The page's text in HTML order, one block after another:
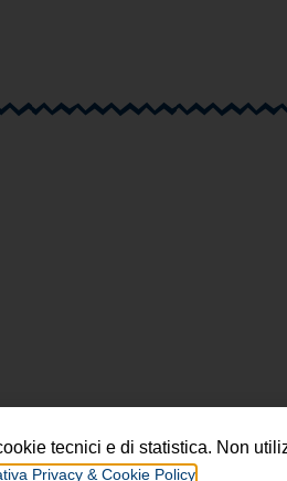
tecnici e di statistica. Non
Privacy & Cookie Policy